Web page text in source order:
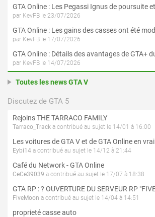
par KevFB le 23/07/2026
par KevFB le 17/07/2026
par KevFB le 14/07/2026
Toutes les news GTA V
Discutez de GTA 5
Rejoins THE TARRACO FAMILY
Tarraco_Track a contribué au sujet le 14/01 à 16:00
Les voitures de GTA V et de GTA Online en vrai
Eybi14 a contribué au sujet le 14/12 à 21:44
Café du Network - GTA Online
CeCe39039 a contribué au sujet le 17/07 à 18:38
FiveMoon a contribué au sujet le 14/04 à 14:51
proprieté casse auto